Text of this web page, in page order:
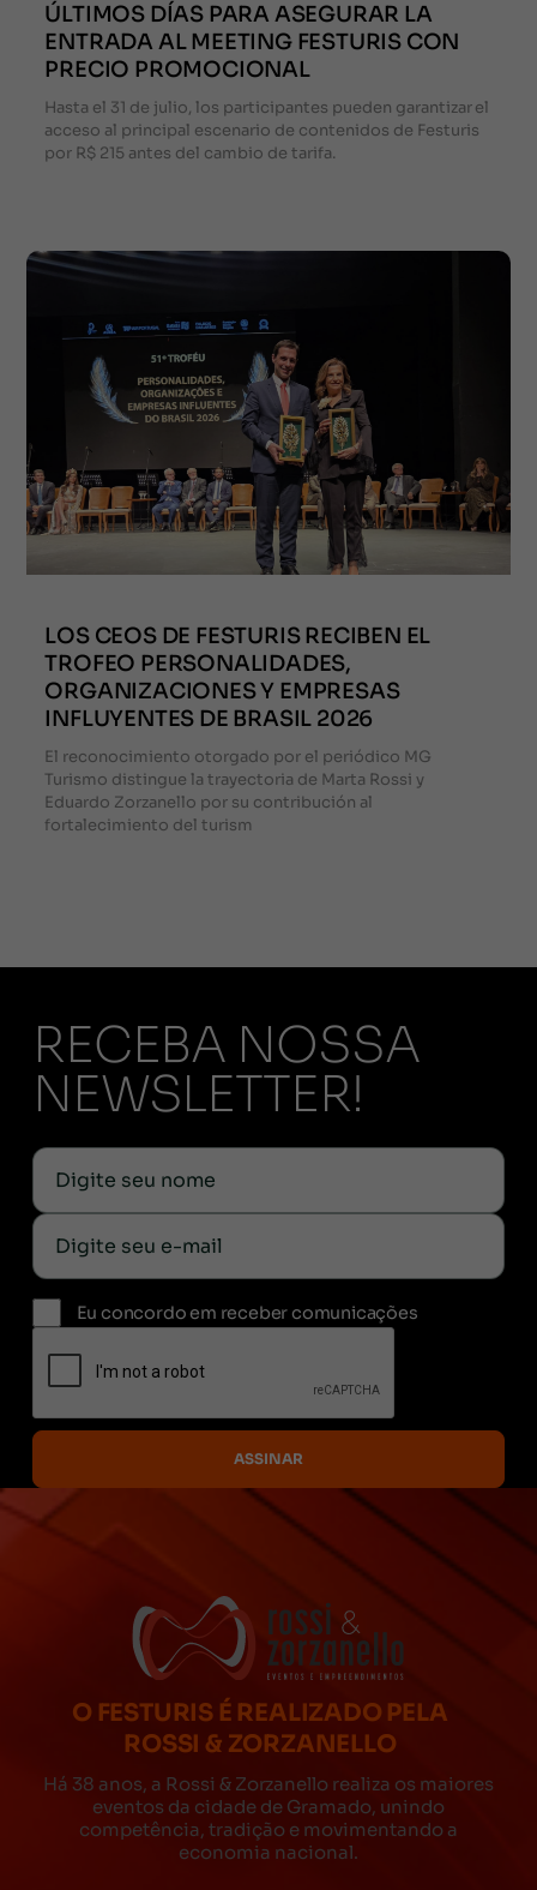
ÚLTIMOS DÍAS PARA ASEGURAR LA
ENTRADA AL MEETING FESTURIS CON
PRECIO PROMOCIONAL
Hasta el 31 de julio, los participantes pueden garantizar el
acceso al principal escenario de contenidos de Festuris
por R$ 215 antes del cambio de tarifa.
LOS CEOS DE FESTURIS RECIBEN EL
TROFEO PERSONALIDADES,
ORGANIZACIONES Y EMPRESAS
INFLUYENTES DE BRASIL 2026
El reconocimiento otorgado por el periódico MG
Turismo distingue la trayectoria de Marta Rossi y
Eduardo Zorzanello por su contribución al
fortalecimiento del turism
RECEBA NOSSA
NEWSLETTER!
Eu concordo em receber comunicações
O FESTURIS É REALIZADO PELA
ROSSI & ZORZANELLO
Há 38 anos, a Rossi & Zorzanello realiza os maiores
eventos da cidade de Gramado, unindo
competência, tradição e movimentando a
economia nacional.